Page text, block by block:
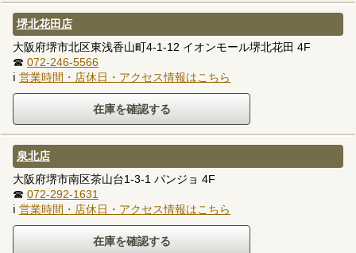
堺北花田店
大阪府堺市北区東浅香山町4-1-12 イオンモール堺北花田 4F
☎ 072-246-5566
ℹ 営業時間・店休日・アクセス情報はこちら
泉北店
大阪府堺市南区茶山台1-3-1 パンジョ 4F
☎ 072-292-1631
ℹ 営業時間・店休日・アクセス情報はこちら